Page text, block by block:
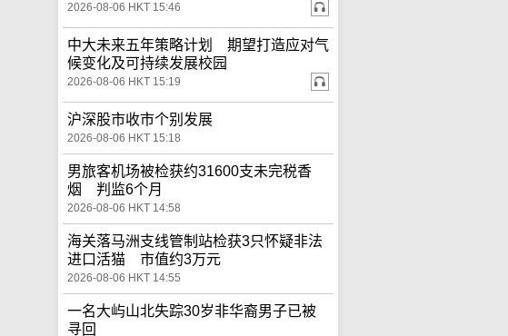
2026-08-06 HKT 15:46
中大未来五年策略计划 期望打造应对气
候变化及可持续发展校园
2026-08-06 HKT 15:19
沪深股市收市个别发展
2026-08-06 HKT 15:18
男旅客机场被检获约31600支未完税香
烟 判监6个月
2026-08-06 HKT 14:58
海关落马洲支线管制站检获3只怀疑非法
进口活猫 市值约3万元
2026-08-06 HKT 14:55
一名大屿山北失踪30岁非华裔男子已被
寻回